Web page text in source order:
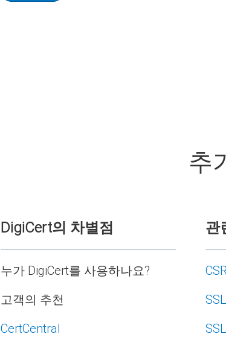
추
DigiCert의 차별점
누가 DigiCert를 사용하나요?
고객의 추천
CertCentral
관